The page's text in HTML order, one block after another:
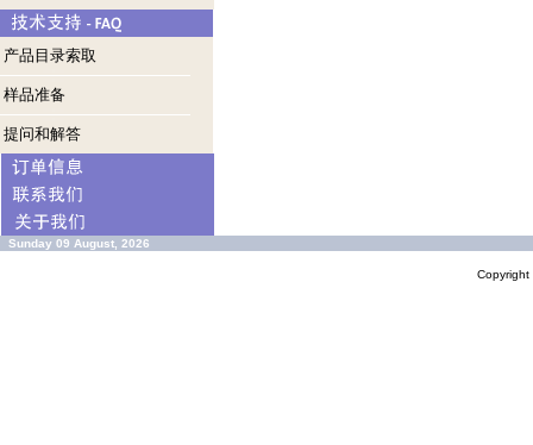
产品目录索取
样品准备
提问和解答
Sunday 09 August, 2026